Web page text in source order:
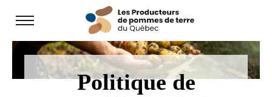
Open
Politique de